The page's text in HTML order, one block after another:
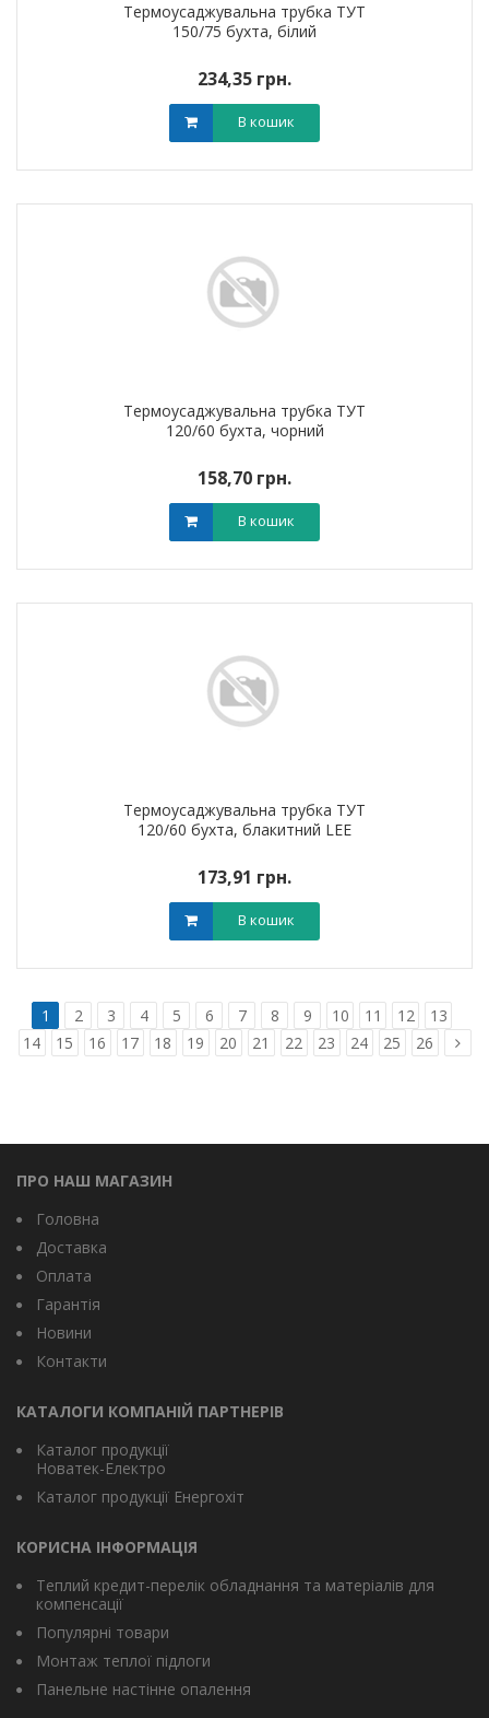
Термоусаджувальна трубка ТУТ
150/75 бухта, білий
234,35 грн.
В кошик
Термоусаджувальна трубка ТУТ
120/60 бухта, чорний
158,70 грн.
В кошик
Термоусаджувальна трубка ТУТ
120/60 бухта, блакитний LEE
173,91 грн.
В кошик
1 2 3 4 5 6 7 8 9 10 11 12
13
14
15 16 17 18 19 20 21 22 23 24 25 26
ПРО НАШ МАГАЗИН
Головна
Доставка
Оплата
Гарантія
Новини
Контакти
КАТАЛОГИ КОМПАНІЙ ПАРТНЕРІВ
Каталог продукції
Новатек-Електро
Каталог продукції Енергохіт
КОРИСНА ІНФОРМАЦІЯ
Теплий кредит-перелік обладнання та матеріалів для
компенсації
Популярні товари
Монтаж теплої підлоги
Панельне настінне опалення